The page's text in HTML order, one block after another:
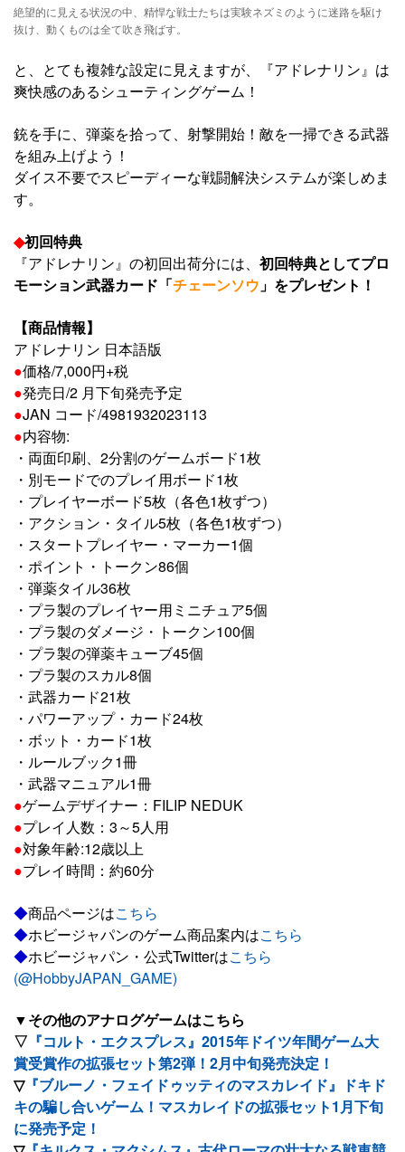
絶望的に見える状況の中、精悍な戦士たちは実験ネズミのように迷路を駆け
抜け、動くものは全て吹き飛ばす。
と、とても複雑な設定に見えますが、『アドレナリン』は
爽快感のあるシューティングゲーム！
銃を手に、弾薬を拾って、射撃開始！敵を一掃できる武器
を組み上げよう！
ダイス不要でスピーディーな戦闘解決システムが楽しめま
す。
◆初回特典
『アドレナリン』の初回出荷分には、 初回特典としてプロ
モーション武器カード「チェーンソウ 」をプレゼント！
【商品情報】
アドレナリン 日本語版
●価格/7,000円+税
●発売日/2 月下旬発売予定
●JAN コード/4981932023113
●内容物:
・両面印刷、2分割のゲームボード1枚
・別モードでのプレイ用ボード1枚
・プレイヤーボード5枚（各色1枚ずつ）
・アクション・タイル5枚（各色1枚ずつ）
・スタートプレイヤー・マーカー1個
・ポイント・トークン86個
・弾薬タイル36枚
・プラ製のプレイヤー用ミニチュア5個
・プラ製のダメージ・トークン100個
・プラ製の弾薬キューブ45個
・プラ製のスカル8個
・武器カード21枚
・パワーアップ・カード24枚
・ボット・カード1枚
・ルールブック1冊
・武器マニュアル1冊
●ゲームデザイナー：FILIP NEDUK
●プレイ人数：3～5人用
●対象年齢:12歳以上
●プレイ時間：約60分
◆商品ページはこちら
◆ホビージャパンのゲーム商品案内はこちら
◆ホビージャパン・公式Twitterはこちら
(@HobbyJAPAN_GAME)
▼その他のアナログゲームはこちら
▽ 『コルト・エクスプレス』2015年ドイツ年間ゲーム大
賞受賞作の拡張セット第2弾！2月中旬発売決定！
▽『ブルーノ・フェイドゥッティのマスカレイド』ドキド
キの騙し合いゲーム！マスカレイドの拡張セット1月下旬
に発売予定！